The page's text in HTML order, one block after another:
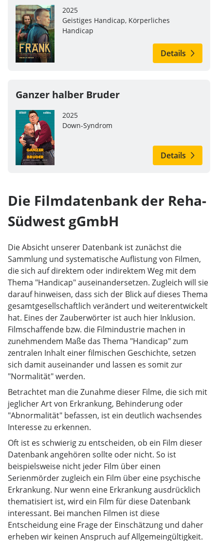
2025
Geistiges Handicap, Körperliches
Handicap
Details
Ganzer halber Bruder
2025
Down-Syndrom
Details
Die Filmdatenbank der Reha-
Südwest gGmbH
Die Absicht unserer Datenbank ist zunächst die
Sammlung und systematische Auflistung von Filmen,
die sich auf direktem oder indirektem Weg mit dem
Thema "Handicap" auseinandersetzen. Zugleich will sie
darauf hinweisen, dass sich der Blick auf dieses Thema
gesamtgesellschaftlich verändert und weiterentwickelt
hat. Eines der Zauberwörter ist auch hier Inklusion.
Filmschaffende bzw. die Filmindustrie machen in
zunehmendem Maße das Thema "Handicap" zum
zentralen Inhalt einer filmischen Geschichte, setzen
sich damit auseinander und lassen es somit zur
"Normalität" werden.
Betrachtet man die Zunahme dieser Filme, die sich mit
jeglicher Art von Erkrankung, Behinderung oder
"Abnormalität" befassen, ist ein deutlich wachsendes
Interesse zu erkennen.
Oft ist es schwierig zu entscheiden, ob ein Film dieser
Datenbank angehören sollte oder nicht. So ist
beispielsweise nicht jeder Film über einen
Serienmörder zugleich ein Film über eine psychische
Erkrankung. Nur wenn eine Erkrankung ausdrücklich
thematisiert ist, wird ein Film für diese Datenbank
interessant. Bei manchen Filmen ist diese
Entscheidung eine Frage der Einschätzung und daher
erheben wir keinen Anspruch auf Allgemeingültigkeit.